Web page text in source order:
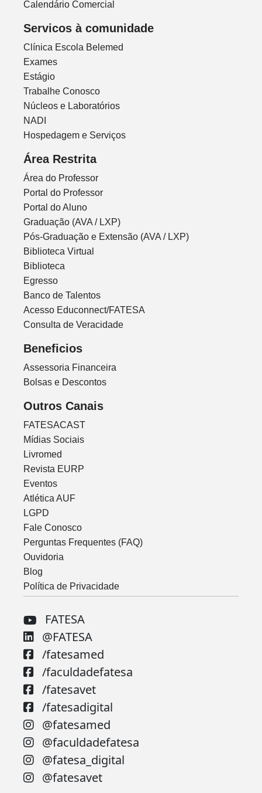
Calendário Comercial
Servicos à comunidade
Clínica Escola Belemed
Exames
Estágio
Trabalhe Conosco
Núcleos e Laboratórios
NADI
Hospedagem e Serviços
Área Restrita
Área do Professor
Portal do Professor
Portal do Aluno
Graduação (AVA / LXP)
Pós-Graduação e Extensão (AVA / LXP)
Biblioteca Virtual
Biblioteca
Egresso
Banco de Talentos
Acesso Educonnect/FATESA
Consulta de Veracidade
Beneficios
Assessoria Financeira
Bolsas e Descontos
Outros Canais
FATESACAST
Mídias Sociais
Livromed
Revista EURP
Eventos
Atlética AUF
LGPD
Fale Conosco
Perguntas Frequentes (FAQ)
Ouvidoria
Blog
Política de Privacidade
FATESA
@FATESA
/fatesamed
/faculdadefatesa
/fatesavet
/fatesadigital
@fatesamed
@faculdadefatesa
@fatesa_digital
@fatesavet